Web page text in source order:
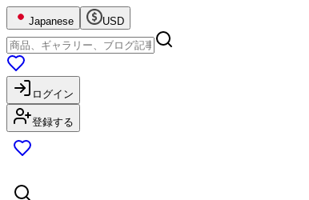
Japanese USD
ログイン
登録する